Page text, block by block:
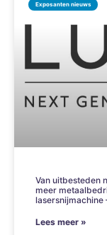
Exposanten nieuws
Van uitbesteden
meer
lasersnijmachine
Lees meer »